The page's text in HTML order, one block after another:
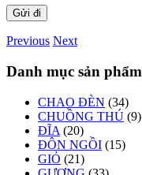
Previous Next
Danh mục sản phẩm
CHAO ĐÈN (34)
CHUỒNG THÚ (9)
ĐĨA (20)
ĐÔN NGỒI (15)
GIỎ (21)